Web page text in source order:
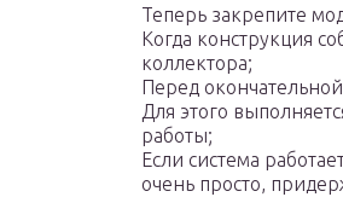
Теперь закрепите
Когда конструкция
коллектора;
Перед
Для этого
работы;
Если система
очень просто,